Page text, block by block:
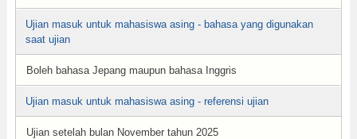
Ujian masuk untuk mahasiswa asing - bahasa yang digunakan
saat ujian
Boleh bahasa Jepang maupun bahasa Inggris
Ujian masuk untuk mahasiswa asing - referensi ujian
Ujian setelah bulan November tahun 2025